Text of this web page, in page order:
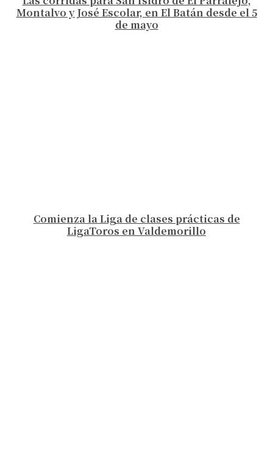
Montalvo y José Escolar, en El Batán desde el 5
de mayo
Comienza la Liga de clases prácticas de
LigaToros en Valdemorillo